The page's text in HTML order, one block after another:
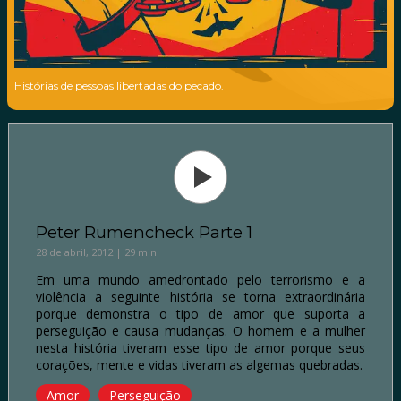
Histórias de pessoas libertadas do pecado.
Peter Rumencheck Parte 1
28 de abril, 2012 | 29 min
Em uma mundo amedrontado pelo terrorismo e a
violência a seguinte história se torna extraordinária
porque demonstra o tipo de amor que suporta a
perseguição e causa mudanças. O homem e a mulher
nesta história tiveram esse tipo de amor porque seus
corações, mente e vidas tiveram as algemas quebradas.
Amor
Perseguição